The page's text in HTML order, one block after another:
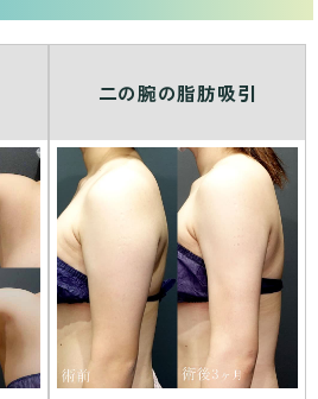
二の腕の脂肪吸引